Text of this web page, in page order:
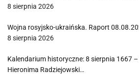
8 sierpnia 2026
Wojna rosyjsko-ukraińska. Raport
8 sierpnia 2026
Kalendarium historyczne: 8 sierpnia 1667
Hieronima Radziejowski…